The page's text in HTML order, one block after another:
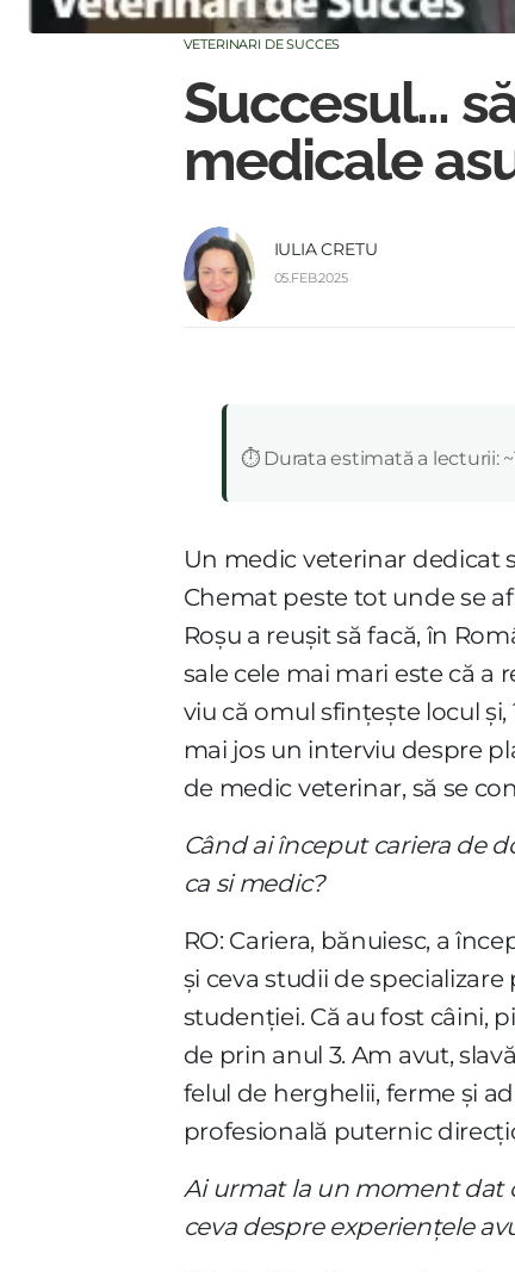
VETERINARI DE SUCCES
Succesul...
medicale
IULIA CRETU
05.FEB.2025
⏱️ Durata estimată a lecturii:
Un medic veterinar dedicat
Chemat peste tot unde se
Roșu a reușit să facă, în
sale cele mai mari este că a
viu că omul sfințește locul
mai jos un interviu despre
de medic veterinar, să se
Când ai început cariera de
ca si medic?
RO: Cariera, bănuiesc, a
și ceva studii de
studenției. Că au fost câini,
de prin anul 3. Am avut,
felul de herghelii, ferme și
profesională puternic
Ai urmat la un moment dat
ceva despre experiențele